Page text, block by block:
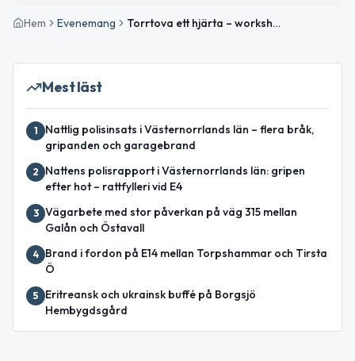
Hem Evenemang Torrtova ett hjärta – workshop
Mest läst
1
Nattlig polisinsats i Västernorrlands län – flera bråk,
gripanden och garagebrand
2
Nattens polisrapport i Västernorrlands län: gripen
efter hot – rattfylleri vid E4
3 Vägarbete med stor påverkan på väg 315 mellan
Galån och Östavall
4
Brand i fordon på E14 mellan Torpshammar och Tirsta
Ö
5
Eritreansk och ukrainsk buffé på Borgsjö
Hembygdsgård